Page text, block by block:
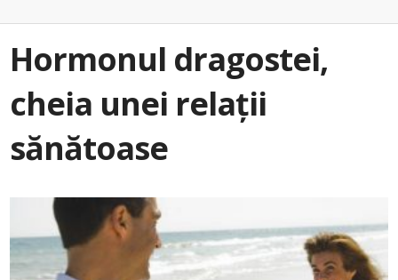
Hormonul dragostei,
cheia unei relații
sănătoase